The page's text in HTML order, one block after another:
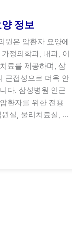
정보
원은 암환자 요양에
정의학과, 내과, 이
료를 제공하며, 삼
근접성으로 더욱 안
다. 삼성병원 인근
환자를 위한 전용
실, 물리치료실, …